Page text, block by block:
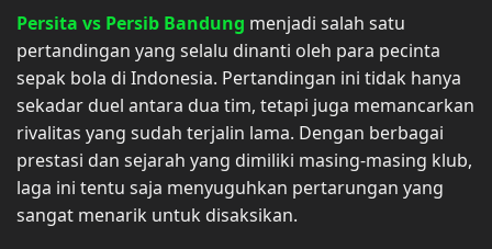
Persita vs Persib Bandung menjadi salah satu
pertandingan yang selalu dinanti oleh para pecinta
sepak bola di Indonesia. Pertandingan ini tidak hanya
sekadar duel antara dua tim, tetapi juga memancarkan
rivalitas yang sudah terjalin lama. Dengan berbagai
prestasi dan sejarah yang dimiliki masing-masing klub,
laga ini tentu saja menyuguhkan pertarungan yang
sangat menarik untuk disaksikan.